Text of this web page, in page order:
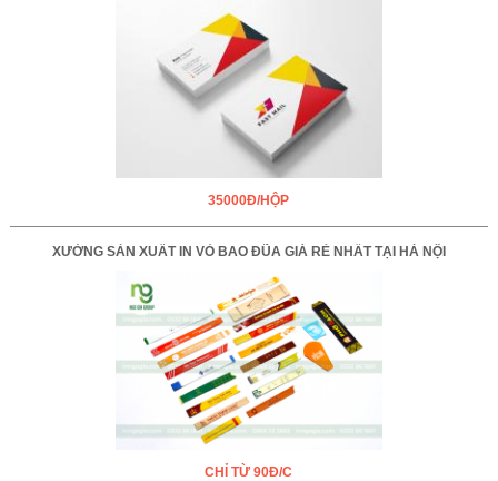
35000Đ/HỘP
XƯỞNG SẢN XUẤT IN VỎ BAO ĐŨA GIÁ RẺ NHẤT TẠI HÀ NỘI
CHỈ TỪ 90Đ/C